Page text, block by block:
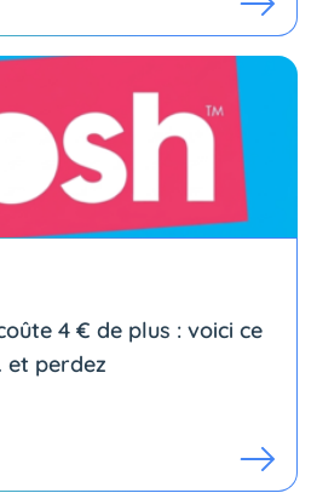
4 € de plus : voici ce
et perdez